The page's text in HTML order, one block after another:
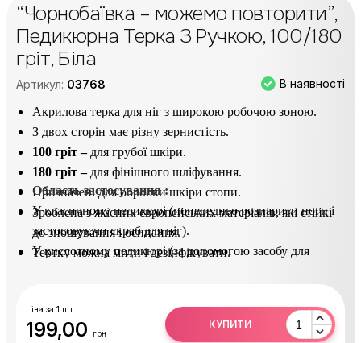
“Чорнобаївка – можемо повторити”,
Педикюрна Терка З Ручкою, 100/180
гріт, Біла
Артикул: 03768 В наявності
Акрилова терка для ніг з широкою робочою зоною.
З двох сторін має різну зернистість.
100 гріт – для грубої шкіри.
180 гріт – для фінішного шліфування.
Призначені для обробки шкіри стопи.
Зроблена з якісних європейських матеріалів, які стійкі
до зношування і осипання.
Тертку можна мити і дезінфікувати.
Область застосування :
У класичному педикюрі (попередньо розпарити ноги і
застосовуючи скраб для ніг).
У кислотному педикюрі (за допомогою засобу для
(Сурфаніос).
Ціна за 1 шт
199,00 грн
КУПИТИ